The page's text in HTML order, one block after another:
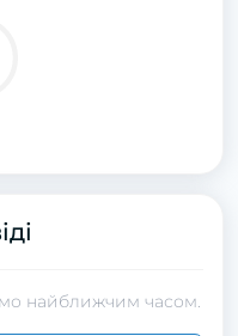
найближчим часом.